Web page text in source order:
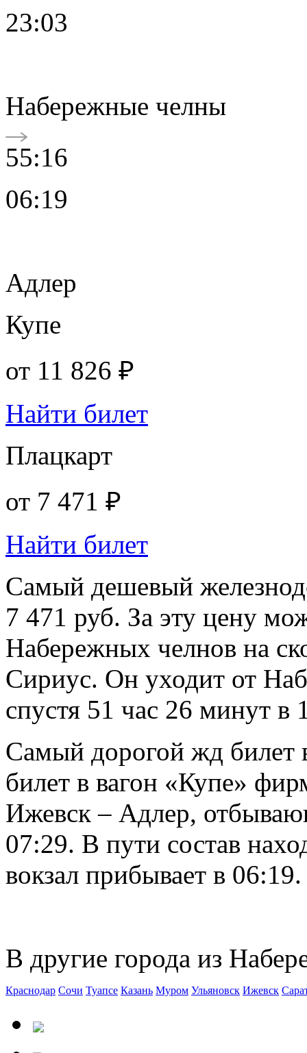
23:03
Набережные челны
55:16
06:19
Адлер
Купе
от 11 826 ₽
Найти билет
Плацкарт
от 7 471 ₽
Найти билет
Самый дешевый
7 471 руб. За эту цену
Набережных челнов на
Сириус. Он уходит от
спустя 51 час 26 минут
Самый дорогой жд билет
билет в вагон «Купе»
Ижевск – Адлер,
07:29. В пути состав
вокзал прибывает в 06:19.
В другие города из
Краснодар Сочи Туапсе Казань Муром Ульяновск Ижевск